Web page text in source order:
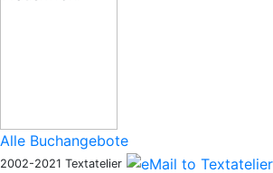
Alle Buchangebote
2002-2021 Textatelier